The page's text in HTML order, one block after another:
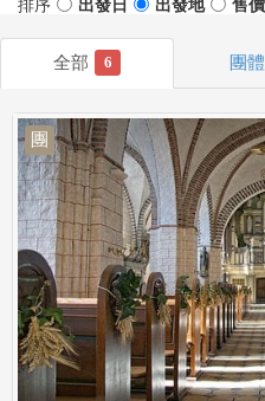
6
團